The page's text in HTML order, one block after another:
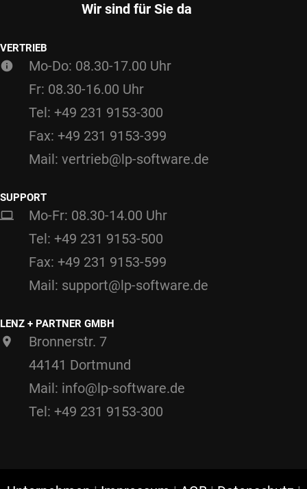
Wir sind für Sie da
VERTRIEB
Mo-Do: 08.30-17.00 Uhr
Fr: 08.30-16.00 Uhr
Tel: +49 231 9153-300
Fax: +49 231 9153-399
Mail: vertrieb@lp-software.de
SUPPORT
Mo-Fr: 08.30-14.00 Uhr
Tel: +49 231 9153-500
Fax: +49 231 9153-599
Mail: support@lp-software.de
LENZ + PARTNER GMBH
Bronnerstr. 7
44141 Dortmund
Mail: info@lp-software.de
Tel: +49 231 9153-300